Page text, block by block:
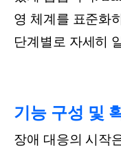
영 체계를 표준화
단계별로 자세히
기능 구성 및
장애 대응의 시작